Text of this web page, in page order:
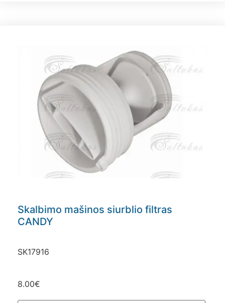
Skalbimo mašinos siurblio filtras
CANDY
SK17916
8.00€